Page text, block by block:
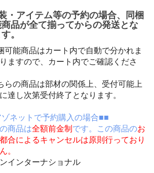
・アイテム等の予約の場合、同梱
品が全て揃ってからの発送とな
。
可能商品はカート内で自動で分かれま
ますので、カート内でご確認くださ
らの商品は部材の関係上、受付可能上
達し次第受付終了となります。
ネットで予約購入の場合■■
商品は全額前金制 です。この商品のお
合によるキャンセルは原則行っており
。
インターナショナル